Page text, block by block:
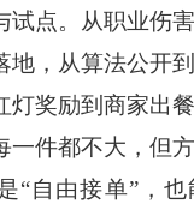
试点。从职业伤
地，从算法公开
灯奖励到商家出
一件都不大，但
“自由接单”，